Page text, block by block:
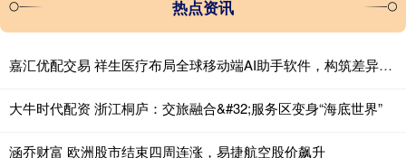
热点资讯
嘉汇优配交易 祥生医疗布局全球移动端AI助手软件，构筑差异化服务生态
大牛时代配资 浙江桐庐：交旅融合&#32;服务区变身“海底世界”
涵乔财富 欧洲股市结束四周连涨，易捷航空股价飙升